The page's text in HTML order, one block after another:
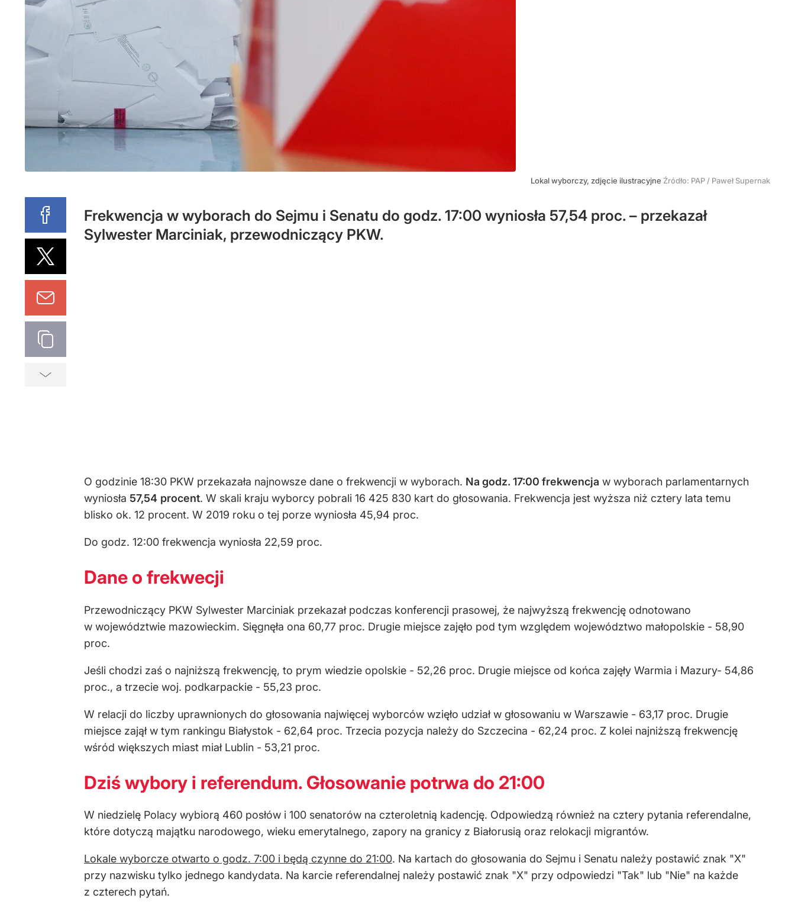
Lokal wyborczy, zdjęcie ilustracyjne Źródło: PAP / Paweł Supernak
Frekwencja w wyborach do Sejmu i Senatu do godz. 17:00 wyniosła 57,54 proc. – przekazał
Sylwester Marciniak, przewodniczący PKW.
O godzinie 18:30 PKW przekazała najnowsze dane o frekwencji w wyborach. Na godz. 17:00 frekwencja w wyborach parlamentarnych
wyniosła 57,54 procent. W skali kraju wyborcy pobrali 16 425 830 kart do głosowania. Frekwencja jest wyższa niż cztery lata temu
blisko ok. 12 procent. W 2019 roku o tej porze wyniosła 45,94 proc.
Do godz. 12:00 frekwencja wyniosła 22,59 proc.
Dane o frekwecji
Przewodniczący PKW Sylwester Marciniak przekazał podczas konferencji prasowej, że najwyższą frekwencję odnotowano
w województwie mazowieckim. Sięgnęła ona 60,77 proc. Drugie miejsce zajęło pod tym względem województwo małopolskie - 58,90
proc.
Jeśli chodzi zaś o najniższą frekwencję, to prym wiedzie opolskie - 52,26 proc. Drugie miejsce od końca zajęły Warmia i Mazury- 54,86
proc., a trzecie woj. podkarpackie - 55,23 proc.
W relacji do liczby uprawnionych do głosowania najwięcej wyborców wzięło udział w głosowaniu w Warszawie - 63,17 proc. Drugie
miejsce zajął w tym rankingu Białystok - 62,64 proc. Trzecia pozycja należy do Szczecina - 62,24 proc. Z kolei najniższą frekwencję
wśród większych miast miał Lublin - 53,21 proc.
Dziś wybory i referendum. Głosowanie potrwa do 21:00
W niedzielę Polacy wybiorą 460 posłów i 100 senatorów na czteroletnią kadencję. Odpowiedzą również na cztery pytania referendalne,
które dotyczą majątku narodowego, wieku emerytalnego, zapory na granicy z Białorusią oraz relokacji migrantów.
Lokale wyborcze otwarto o godz. 7:00 i będą czynne do 21:00. Na kartach do głosowania do Sejmu i Senatu należy postawić znak "X"
przy nazwisku tylko jednego kandydata. Na karcie referendalnej należy postawić znak "X" przy odpowiedzi "Tak" lub "Nie" na każde
z czterech pytań.